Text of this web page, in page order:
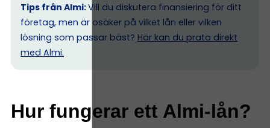
Tips från Almi:Vill du diskutera finansiering för ditt
företag, men är osäker på vilket lån eller vilken
lösning som passar bäst? Här kan du prata direkt
med Almi.
Hur fungerar ett Almi-lån?